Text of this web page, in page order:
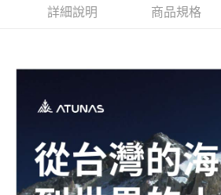
每筆NT$80，滿NT$790(含以上)免運費
每筆NT$80，滿NT$790(含以上)免運費
宅配貨到付款
每筆NT$130，滿NT$2,000(含以上)免運費
詳細說明 商品規格